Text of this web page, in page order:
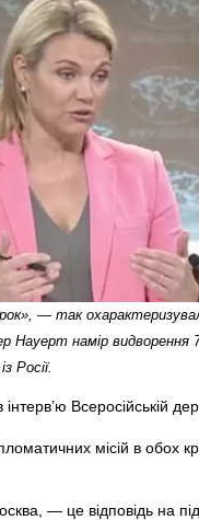
— так
намір видворення
Росії.
Всеросійській
місій в обох
— це відповідь на